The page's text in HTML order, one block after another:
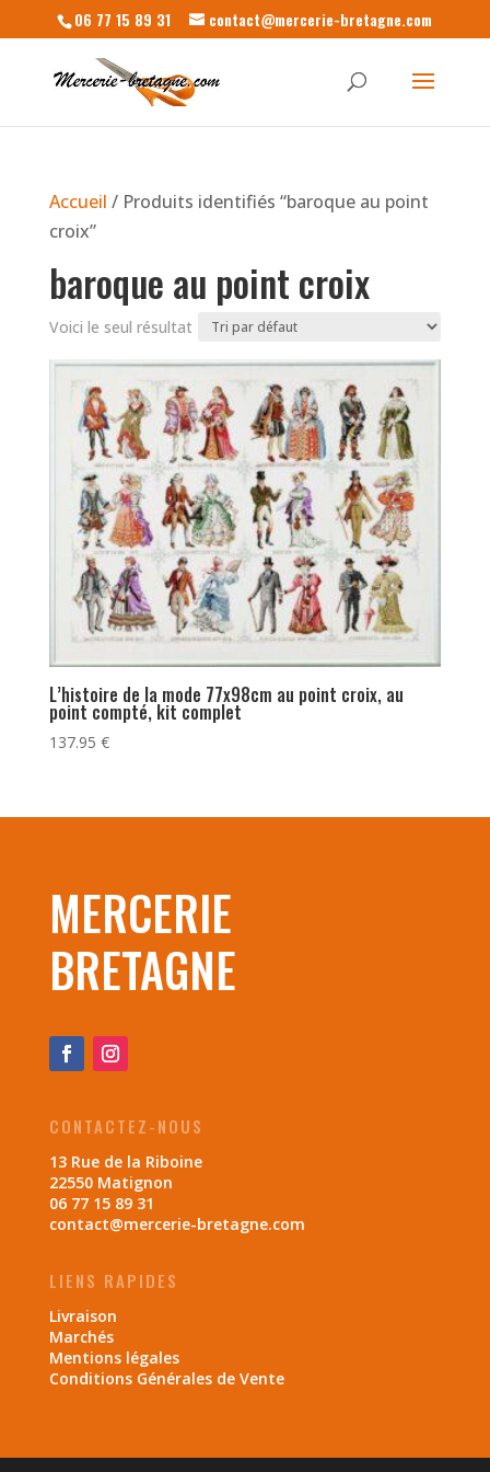
06 77 15 89 31 contact@mercerie-bretagne.com
Accueil / Produits identifiés “baroque au point
croix”
baroque au point croix
Voici le seul résultat
L’histoire de la mode 77x98cm au point croix, au
point compté, kit complet
137.95 €
MERCERIE
BRETAGNE
CONTACTEZ-NOUS
13 Rue de la Riboine
22550 Matignon
06 77 15 89 31
contact@mercerie-bretagne.com
LIENS RAPIDES
Livraison
Marchés
Mentions légales
Conditions Générales de Vente